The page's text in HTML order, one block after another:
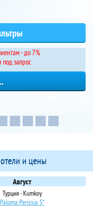
- до 7%
запрос
и цены
Август
Турция - Kumkoy
Paloma Perissia 5*